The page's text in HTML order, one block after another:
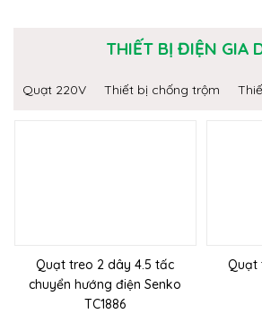
THIẾT BỊ ĐIỆN GIA
Quạt 220V Thiết bị chống trộm
Quạt treo 2 dây 4.5 tấc
chuyển hướng điện Senko
TC1886
Quạt